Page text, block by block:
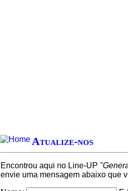
Atualize-nos
Encontrou aqui no Line-UP
envie uma mensagem abaixo que